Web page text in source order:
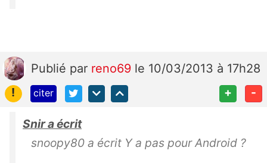
Publié par reno69 le 10/03/2013 à 17h28
!
citer + -
Snir a écrit
snoopy80 a écrit Y a pas pour Android ?